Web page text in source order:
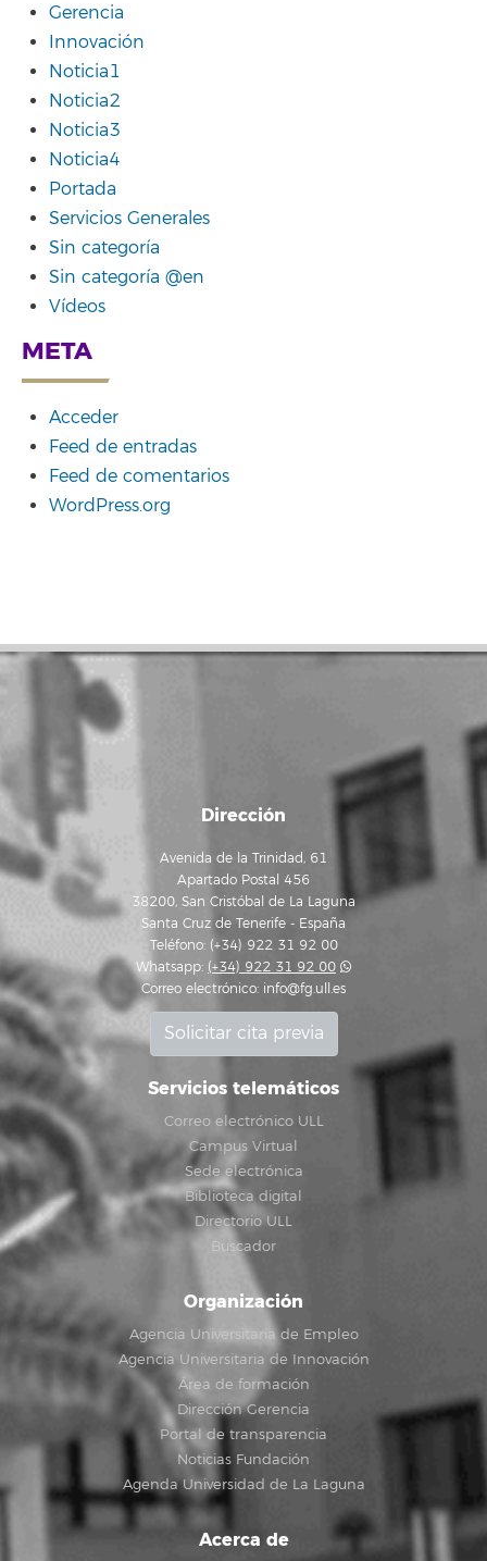
Gerencia
Innovación
Noticia1
Noticia2
Noticia3
Noticia4
Portada
Servicios Generales
Sin categoría
Sin categoría @en
Vídeos
META
Acceder
Feed de entradas
Feed de comentarios
WordPress.org
Dirección
Avenida de la Trinidad, 61
Apartado Postal 456
38200, San Cristóbal de La Laguna
Santa Cruz de Tenerife - España
Teléfono: (+34) 922 31 92 00
Whatsapp: (+34) 922 31 92 00
Correo electrónico: info@fg.ull.es
Solicitar cita previa
Servicios telemáticos
Correo electrónico ULL
Campus Virtual
Sede electrónica
Biblioteca digital
Directorio ULL
Buscador
Organización
Agencia Universitaria de Empleo
Agencia Universitaria de Innovación
Área de formación
Dirección Gerencia
Portal de transparencia
Noticias Fundación
Agenda Universidad de La Laguna
Acerca de